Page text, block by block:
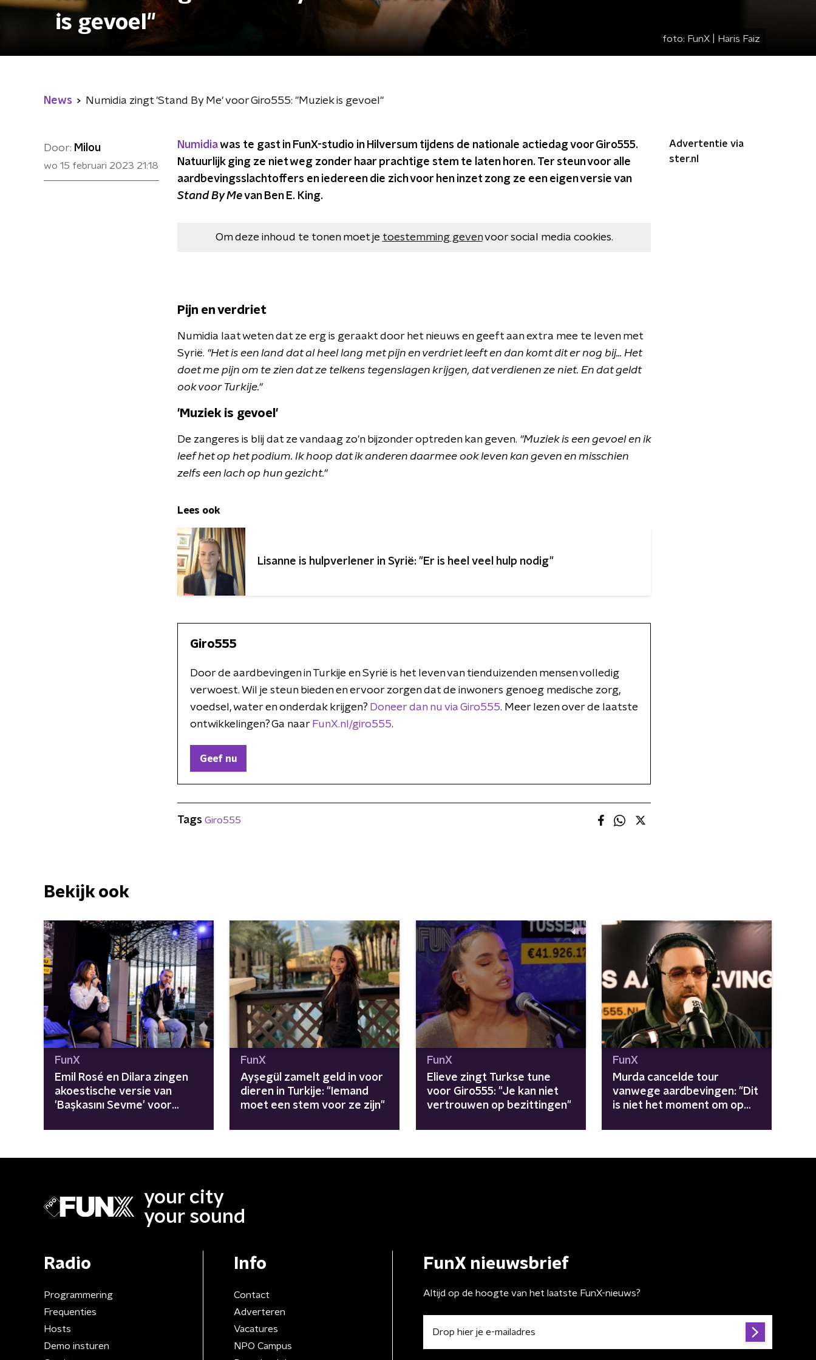
is gevoel"
foto: FunX | Haris Faiz
News Numidia zingt 'Stand By Me' voor Giro555: "Muziek is gevoel"
Door: Milou
wo 15 februari 2023 21:18
Numidiawas te gast in FunX-studio in Hilversum tijdens de nationale actiedag voor Giro555.
Natuurlijk ging ze niet weg zonder haar prachtige stem te laten horen. Ter steun voor alle
aardbevingsslachtoffers en iedereen die zich voor hen inzet zong ze een eigen versie van
Stand By Mevan Ben E. King.
Om deze inhoud te tonen moet je toestemming gevenvoor social media cookies.
Pijn en verdriet
Numidia laat weten dat ze erg is geraakt door het nieuws en geeft aan extra mee te leven met
Syrië. "Het is een land dat al heel lang met pijn en verdriet leeft en dan komt dit er nog bij... Het
doet me pijn om te zien dat ze telkens tegenslagen krijgen, dat verdienen ze niet. En dat geldt
ook voor Turkije."
'Muziek is gevoel'
De zangeres is blij dat ze vandaag zo'n bijzonder optreden kan geven. "Muziek is een gevoel en ik
leef het op het podium. Ik hoop dat ik anderen daarmee ook leven kan geven en misschien
zelfs een lach op hun gezicht."
Lees ook
Lisanne is hulpverlener in Syrië: "Er is heel veel hulp nodig"
Giro555
Door de aardbevingen in Turkije en Syrië is het leven van tienduizenden mensen volledig
verwoest. Wil je steun bieden en ervoor zorgen dat de inwoners genoeg medische zorg,
voedsel, water en onderdak krijgen? Doneer dan nu via Giro555. Meer lezen over de laatste
ontwikkelingen? Ga naar FunX.nl/giro555.
Geef nu
Advertentie via
ster.nl
Tags Giro555
Bekijk ook
FunX
Emil Rosé en Dilara zingen
akoestische versie van
'Başkasını Sevme' voor
FunX
Ayşegül zamelt geld in voor
dieren in Turkije: "Iemand
moet een stem voor ze zijn"
FunX
Elieve zingt Turkse tune
voor Giro555: "Je kan niet
vertrouwen op bezittingen"
FunX
Murda cancelde tour
vanwege aardbevingen: "Dit
is niet het moment om op
your city
your sound
Radio
Programmering
Frequenties
Hosts
Demo insturen
Info
Contact
Adverteren
Vacatures
NPO Campus
FunX nieuwsbrief
Altijd op de hoogte van het laatste FunX-nieuws?